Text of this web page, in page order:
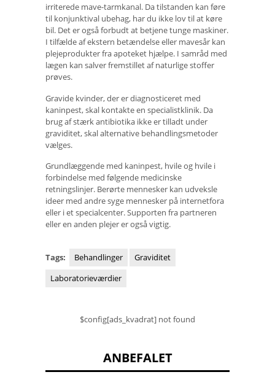
irriterede mave-tarmkanal. Da tilstanden kan føre
til konjunktival ubehag, har du ikke lov til at køre
bil. Det er også forbudt at betjene tunge maskiner.
I tilfælde af ekstern betændelse eller mavesår kan
plejeprodukter fra apoteket hjælpe. I samråd med
lægen kan salver fremstillet af naturlige stoffer
prøves.
Gravide kvinder, der er diagnosticeret med
kaninpest, skal kontakte en specialistklinik. Da
brug af stærk antibiotika ikke er tilladt under
graviditet, skal alternative behandlingsmetoder
vælges.
Grundlæggende med kaninpest, hvile og hvile i
forbindelse med følgende medicinske
retningslinjer. Berørte mennesker kan udveksle
ideer med andre syge mennesker på internetfora
eller i et specialcenter. Supporten fra partneren
eller en anden plejer er også vigtig.
Tags: Behandlinger
Graviditet
Laboratorieværdier
$config[ads_kvadrat] not found
ANBEFALET